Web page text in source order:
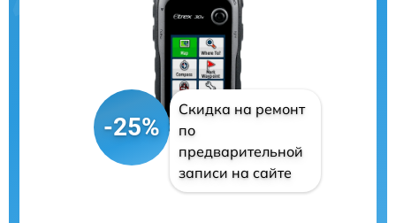
-25%
Скидка на ремонт
по
предварительной
записи на сайте